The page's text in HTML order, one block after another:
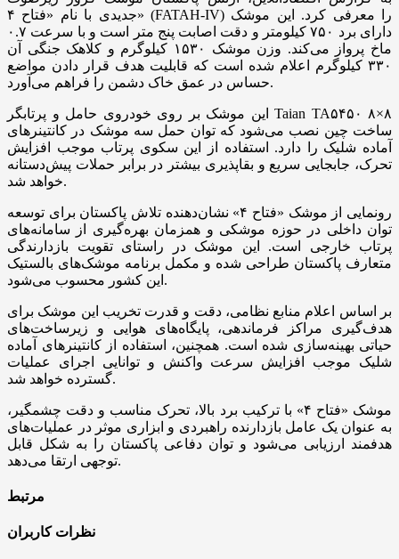
جدیدی با نام «فتاح ۴» (FATAH-IV) را معرفی کرد. این موشک
دارای برد ۷۵۰ کیلومتر و دقت اصابت پنج متر است و با سرعت ۰.۷
ماخ پرواز می‌کند. وزن موشک ۱۵۳۰ کیلوگرم و کلاهک جنگی آن
۳۳۰ کیلوگرم اعلام شده است که قابلیت هدف قرار دادن مواضع
حساس در عمق خاک دشمن را فراهم می‌آورد.
این موشک بر روی خودروی حامل و پرتابگر Taian TA۵۴۵۰ ۸×۸
ساخت چین نصب می‌شود که توان حمل سه موشک در کانتینرهای
آماده شلیک را دارد. استفاده از این سکوی پرتاب موجب افزایش
تحرک، جابجایی سریع و بقاپذیری بیشتر در برابر حملات پیش‌دستانه
خواهد شد.
رونمایی از موشک «فتاح ۴» نشان‌دهنده تلاش پاکستان برای توسعه
توان داخلی در حوزه موشکی و همزمان بهره‌گیری از سامانه‌های
پرتاب خارجی است. این موشک در راستای تقویت بازدارندگی
متعارف پاکستان طراحی شده و مکمل برنامه موشک‌های بالستیک
این کشور محسوب می‌شود.
بر اساس اعلام منابع نظامی، دقت و قدرت تخریب این موشک برای
هدف‌گیری مراکز فرماندهی، پایگاه‌های هوایی و زیرساخت‌های
حیاتی بهینه‌سازی شده است. همچنین، استفاده از کانتینرهای آماده
شلیک موجب افزایش سرعت واکنش و توانایی اجرای عملیات
گسترده خواهد شد.
موشک «فتاح ۴» با ترکیب برد بالا، تحرک مناسب و دقت چشمگیر،
به عنوان یک عامل بازدارنده راهبردی و ابزاری موثر در عملیات‌های
هدفمند ارزیابی می‌شود و توان دفاعی پاکستان را به شکل قابل
توجهی ارتقا می‌دهد.
مرتبط
نظرات کاربران